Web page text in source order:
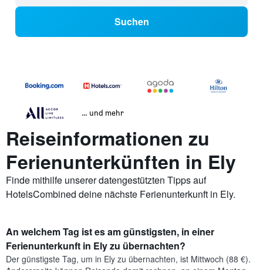
Suchen
… und mehr
Reiseinformationen zu
Ferienunterkünften in Ely
Finde mithilfe unserer datengestützten Tipps auf
HotelsCombined deine nächste Ferienunterkunft in Ely.
An welchem Tag ist es am günstigsten, in einer
Ferienunterkunft in Ely zu übernachten?
Der günstigste Tag, um in Ely zu übernachten, ist Mittwoch (88 €).